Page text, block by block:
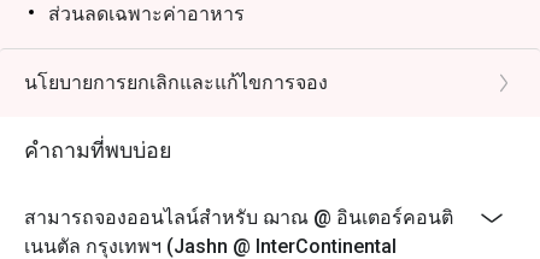
ส่วนลดเฉพาะค่าอาหาร
นโยบายการยกเลิกและแก้ไขการจอง
คำถามที่พบบ่อย
สามารถจองออนไลน์สำหรับ ฌาณ @ อินเตอร์คอนติ
เนนตัล กรุงเทพฯ (Jashn @ InterContinental